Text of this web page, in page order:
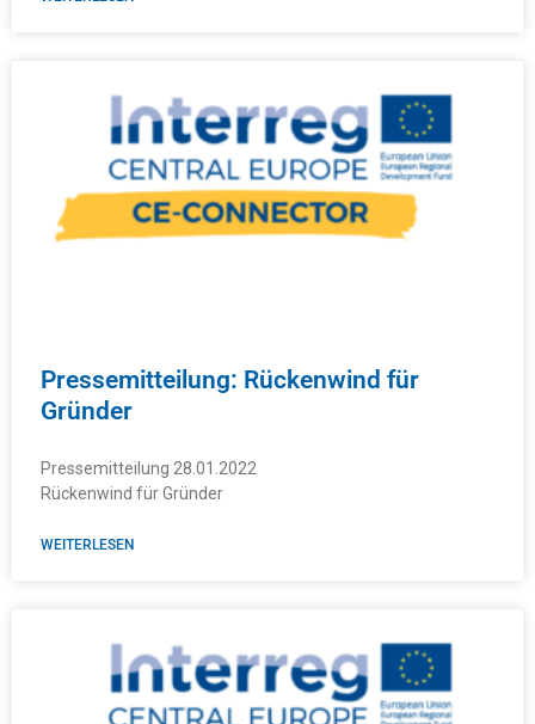
Pressemitteilung: Rückenwind für
Gründer
Pressemitteilung 28.01.2022
Rückenwind für Gründer
WEITERLESEN